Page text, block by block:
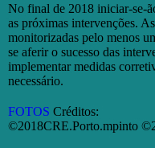
No final de 2018 iniciar-se-
as próximas intervenções.
monitorizadas pelo menos
se aferir o sucesso das
implementar medidas
necessário.
FOTOS Créditos:
©2018CRE.Porto.mpinto